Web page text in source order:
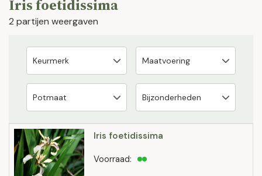
Iris foetidissima
2 partijen weergaven
Iris foetidissima
Voorraad: